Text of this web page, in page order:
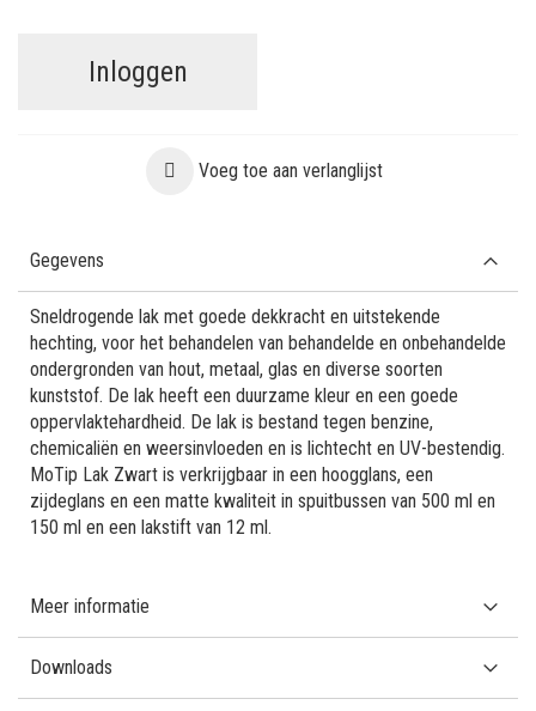
Inloggen
Voeg toe aan verlanglijst
Gegevens
Sneldrogende lak met goede dekkracht en uitstekende
hechting, voor het behandelen van behandelde en onbehandelde
ondergronden van hout, metaal, glas en diverse soorten
kunststof. De lak heeft een duurzame kleur en een goede
oppervlaktehardheid. De lak is bestand tegen benzine,
chemicaliën en weersinvloeden en is lichtecht en UV-bestendig.
MoTip Lak Zwart is verkrijgbaar in een hoogglans, een
zijdeglans en een matte kwaliteit in spuitbussen van 500 ml en
150 ml en een lakstift van 12 ml.
Meer informatie
Downloads